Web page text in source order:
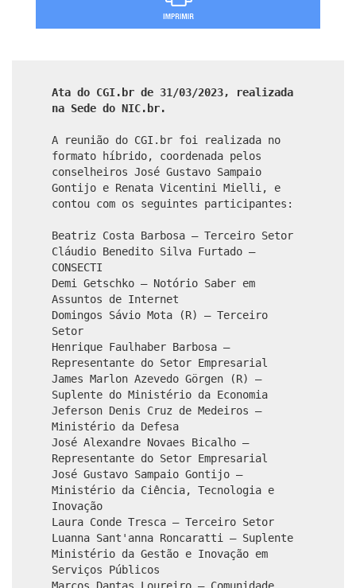
Ata do CGI.br de 31/03/2023, realizada
na Sede do NIC.br.
A reunião do CGI.br foi realizada no
formato híbrido, coordenada pelos
conselheiros José Gustavo Sampaio
Gontijo e Renata Vicentini Mielli, e
contou com os seguintes participantes:
Beatriz Costa Barbosa – Terceiro Setor
Cláudio Benedito Silva Furtado –
CONSECTI
Demi Getschko – Notório Saber em
Assuntos de Internet
Domingos Sávio Mota (R) – Terceiro
Setor
Henrique Faulhaber Barbosa –
Representante do Setor Empresarial
James Marlon Azevedo Görgen (R) –
Suplente do Ministério da Economia
Jeferson Denis Cruz de Medeiros –
Ministério da Defesa
José Alexandre Novaes Bicalho –
Representante do Setor Empresarial
José Gustavo Sampaio Gontijo –
Ministério da Ciência, Tecnologia e
Inovação
Laura Conde Tresca – Terceiro Setor
Luanna Sant'anna Roncaratti – Suplente
Ministério da Gestão e Inovação em
Serviços Públicos
Marcos Dantas Loureiro – Comunidade